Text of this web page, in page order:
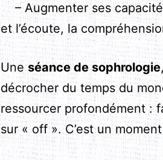
– Augmenter ses
et l’écoute, la
Uneséance de sophrologie
décrocher du temps du
ressourcer profondément :
sur « off ». C’est un